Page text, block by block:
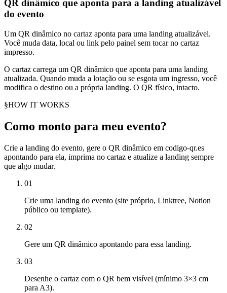
QR dinâmico que aponta para a landing atualizável
do evento
Um QR dinâmico no cartaz aponta para uma landing atualizável.
Você muda data, local ou link pelo painel sem tocar no cartaz
impresso.
O cartaz carrega um QR dinâmico que aponta para uma landing
atualizada. Quando muda a lotação ou se esgota um ingresso, você
modifica o destino ou a própria landing. O QR físico, intacto.
§HOW IT WORKS
Como monto para meu evento?
Crie a landing do evento, gere o QR dinâmico em codigo-qr.es
apontando para ela, imprima no cartaz e atualize a landing sempre
que algo mudar.
01
Crie uma landing do evento (site próprio, Linktree, Notion
público ou template).
02
Gere um QR dinâmico apontando para essa landing.
03
Desenhe o cartaz com o QR bem visível (mínimo 3×3 cm
para A3).